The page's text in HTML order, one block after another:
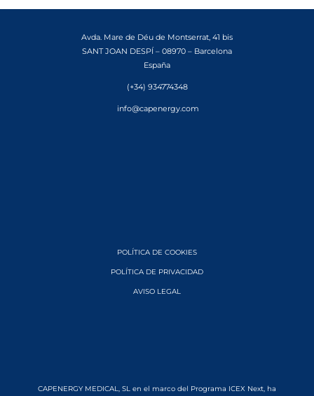
Avda. Mare de Déu de Montserrat, 41 bis
SANT JOAN DESPÍ – 08970 – Barcelona
España
(+34) 934774348
info@capenergy.com
POLÍTICA DE COOKIES
POLÍTICA DE PRIVACIDAD
AVISO LEGAL
CAPENERGY MEDICAL, SL en el marco del Programa ICEX Next, ha